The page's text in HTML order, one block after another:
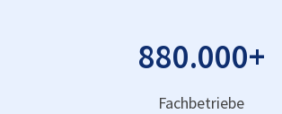
880.000+
Fachbetriebe